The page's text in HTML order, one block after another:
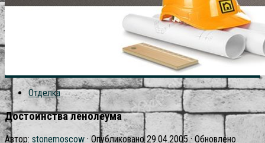
Отделка
Достоинства ленолеума
Автор: stonemoscow · Опубликовано29.04.2005· Обновлено